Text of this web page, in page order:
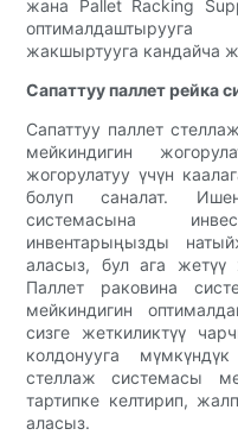
жана Pallet Racking
жакшыртууга кандайча
Сапаттуу паллет рейка
Сапаттуу паллет
мейкиндигин
жогорулатуу үчүн
болуп саналат.
системасына
инвентарыңызды
аласыз, бул ага жетүү
Паллет раковина
мейкиндигин
сизге жеткиликтүү
колдонууга
стеллаж системасы
тартипке келтирип,
аласыз.